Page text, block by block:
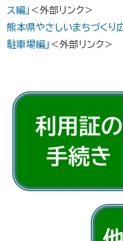
ス編」 ＜外部リンク＞
熊本県やさしいまちづくり
駐車場編」 ＜外部リンク＞